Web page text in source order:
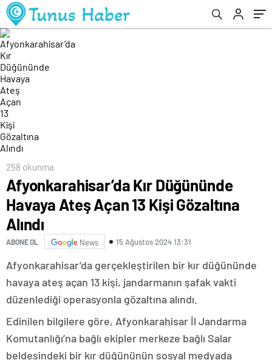
258 okunma
Afyonkarahisar’da Kır Düğününde
Havaya Ateş Açan 13 Kişi Gözaltına
Alındı
ABONE OL News 15 Ağustos 2024 13:31
Afyonkarahisar’da gerçekleştirilen bir kır düğününde
havaya ateş açan 13 kişi, jandarmanın şafak vakti
düzenlediği operasyonla gözaltına alındı.
Edinilen bilgilere göre, Afyonkarahisar İl Jandarma
Komutanlığı’na bağlı ekipler merkeze bağlı Salar
beldesindeki bir kır düğününün sosyal medyada